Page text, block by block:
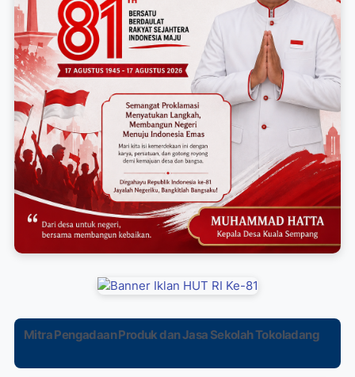
Mitra Pengadaan Produk dan Jasa Sekolah Tokoladang